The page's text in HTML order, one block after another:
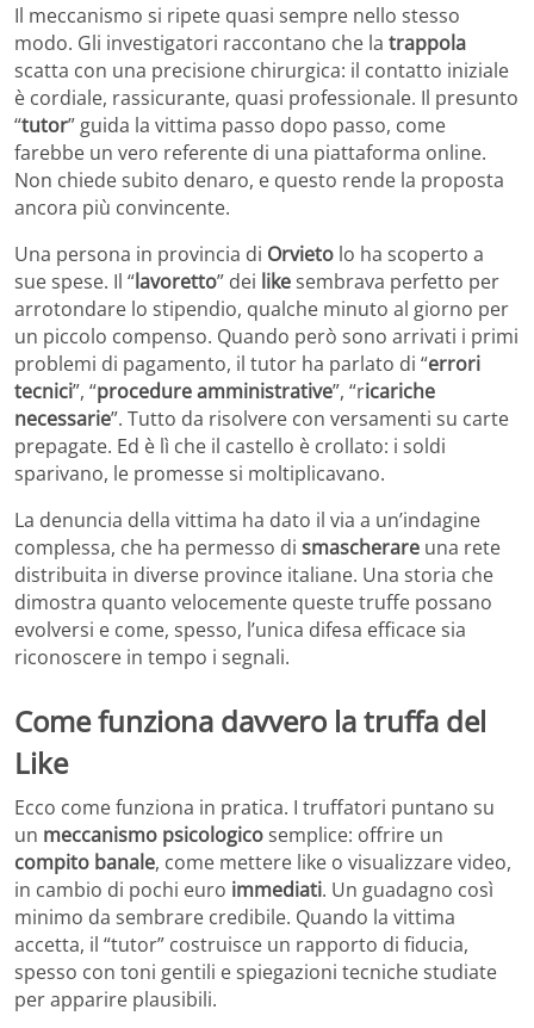
Il meccanismo si ripete quasi sempre nello stesso
modo. Gli investigatori raccontano che la trappola
scatta con una precisione chirurgica: il contatto iniziale
è cordiale, rassicurante, quasi professionale. Il presunto
“tutor” guida la vittima passo dopo passo, come
farebbe un vero referente di una piattaforma online.
Non chiede subito denaro, e questo rende la proposta
ancora più convincente.
Una persona in provincia di Orvieto lo ha scoperto a
sue spese. Il “lavoretto” dei likesembrava perfetto per
arrotondare lo stipendio, qualche minuto al giorno per
un piccolo compenso. Quando però sono arrivati i primi
problemi di pagamento, il tutor ha parlato di “errori
tecnici”, “procedure amministrative”, “ricariche
necessarie”. Tutto da risolvere con versamenti su carte
prepagate. Ed è lì che il castello è crollato: i soldi
sparivano, le promesse si moltiplicavano.
La denuncia della vittima ha dato il via a un’indagine
complessa, che ha permesso di smascherare una rete
distribuita in diverse province italiane. Una storia che
dimostra quanto velocemente queste truffe possano
evolversi e come, spesso, l’unica difesa efficace sia
riconoscere in tempo i segnali.
Come funziona davvero la truffa del
Like
Ecco come funziona in pratica. I truffatori puntano su
un meccanismo psicologicosemplice: offrire un
compito banale, come mettere like o visualizzare video,
in cambio di pochi euro immediati. Un guadagno così
minimo da sembrare credibile. Quando la vittima
accetta, il “tutor” costruisce un rapporto di fiducia,
spesso con toni gentili e spiegazioni tecniche studiate
per apparire plausibili.